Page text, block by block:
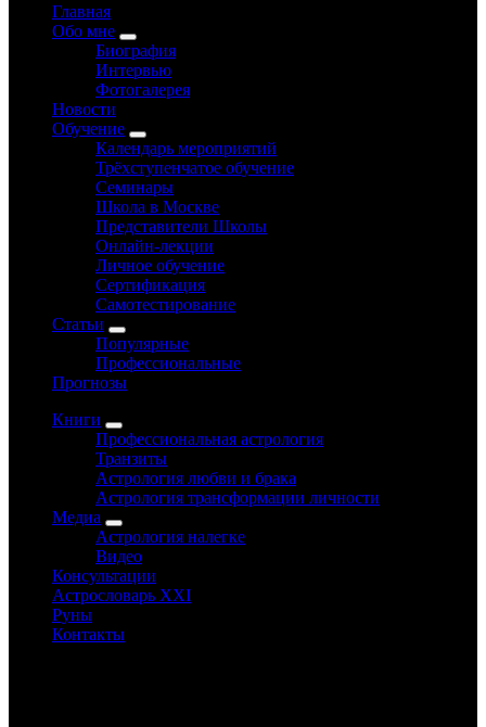
Главная
Обо мне
Биография
Интервью
Фотогалерея
Новости
Обучение
Календарь мероприятий
Трёхступенчатое обучение
Семинары
Школа в Москве
Представители Школы
Онлайн-лекции
Личное обучение
Сертификация
Самотестирование
Статьи
Популярные
Профессиональные
Прогнозы
Книги
Профессиональная астрология
Транзиты
Астрология любви и брака
Астрология трансформации личности
Медиа
Астрология налегке
Видео
Консультации
Астрословарь XXI
Руны
Контакты